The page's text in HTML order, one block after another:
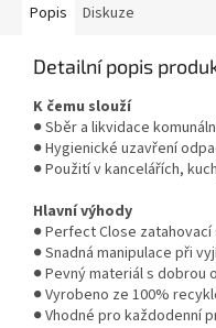
Popis Diskuze
Detailní popis
K čemu slouží
● Sběr a likvidace
● Hygienické uzavření
● Použití v kancelářích,
Hlavní výhody
● Perfect Close
● Snadná manipulace při
● Pevný materiál s
● Vyrobeno ze 100%
● Vhodné pro každodenní